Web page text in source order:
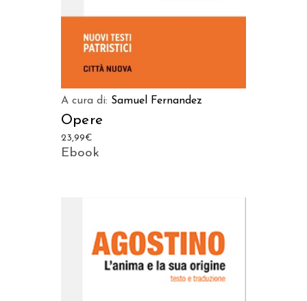
A cura di: Samuel Fernandez
Opere
23,99€
Ebook